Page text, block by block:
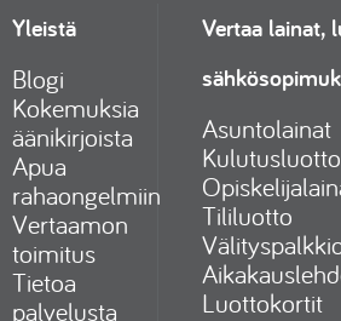
Yleistä
Blogi
Kokemuksia
äänikirjoista
Apua
rahaongelmiin
Vertaamon
toimitus
Tietoa
palvelusta
Vertaa lainat,
Asuntolainat
Kulutusluotto
Tililuotto
Luottokortit